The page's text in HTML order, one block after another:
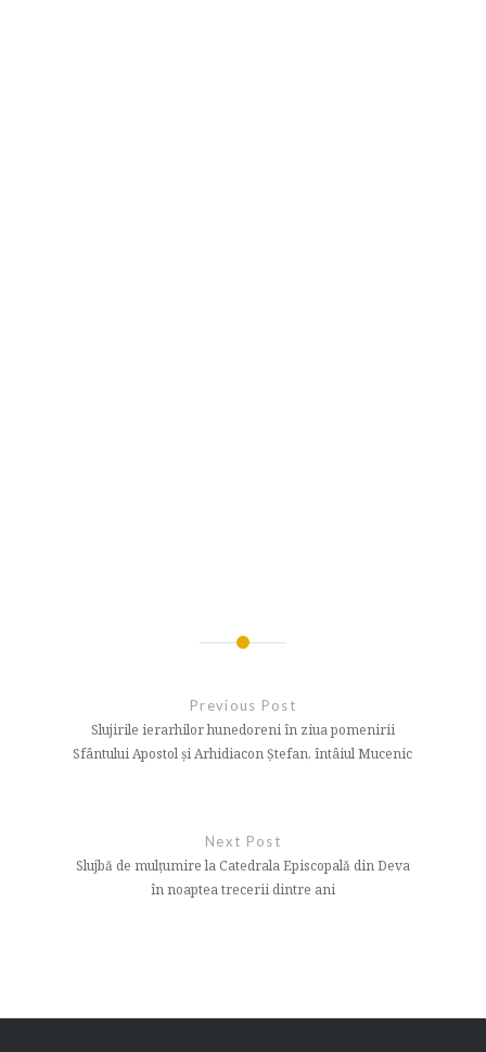
articole
Previous Post
Slujirile ierarhilor hunedoreni în ziua pomenirii
Sfântului Apostol și Arhidiacon Ștefan, întâiul Mucenic
Next Post
Slujbă de mulțumire la Catedrala Episcopală din Deva
în noaptea trecerii dintre ani